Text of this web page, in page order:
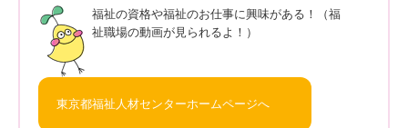
福祉の資格や福祉のお仕事に興味がある！（福
祉職場の動画が見られるよ！）
東京都福祉人材センターホームページへ